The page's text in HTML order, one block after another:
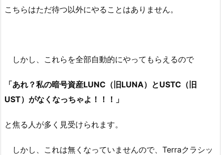
こちらはただ待つ以外にやることはありません。
しかし、これらを全部自動的にやってもらえるので
「あれ？私の暗号資産LUNC（旧LUNA）とUSTC（旧
UST）がなくなっちゃよ！！！」
と焦る人が多く見受けられます。
しかし、これは無くなっていませんので、Terraクラシッ